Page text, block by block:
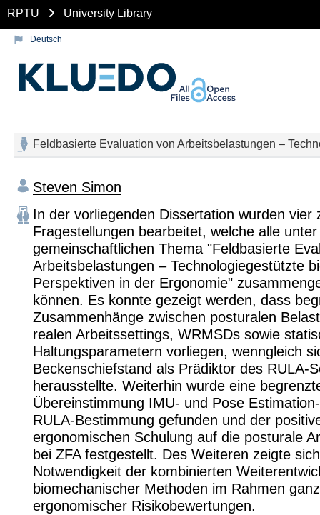
RPTU University Library
Deutsch
Feldbasierte Evaluation von Arbeitsbelastungen –
Steven Simon
In der vorliegenden Dissertation wurden vier
Fragestellungen bearbeitet, welche alle
gemeinschaftlichen Thema "Feldbasierte
Arbeitsbelastungen – Technologiegestützte
Perspektiven in der Ergonomie"
können. Es konnte gezeigt werden, dass
Zusammenhänge zwischen posturalen
realen Arbeitssettings, WRMSDs sowie
Haltungsparametern vorliegen, wenngleich
Beckenschiefstand als Prädiktor des RULA-
herausstellte. Weiterhin wurde eine
Übereinstimmung IMU- und Pose
RULA-Bestimmung gefunden und der
ergonomischen Schulung auf die posturale
bei ZFA festgestellt. Des Weiteren zeigte
Notwendigkeit der kombinierten
biomechanischer Methoden im Rahmen
ergonomischer Risikobewertungen.